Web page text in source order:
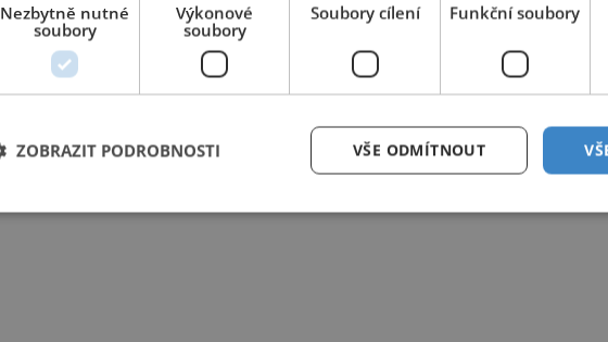
Nezbytně nutné
soubory
Výkonové
soubory
Soubory cílení Funkční soubory
VŠE ODMÍTNOUT
ZOBRAZIT PODROBNOSTI